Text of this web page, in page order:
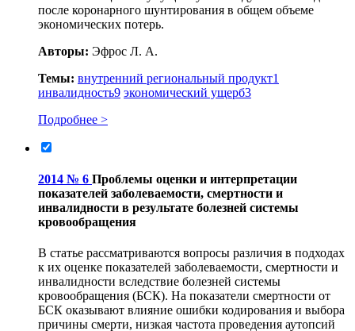
после коронарного шунтирования в общем объеме
экономических потерь.
Авторы: Эфрос Л. А.
Темы: внутренний региональный продукт1
инвалидность9 экономический ущерб3
Подробнее >
2014 № 6 Проблемы оценки и интерпретации
показателей заболеваемости, смертности и
инвалидности в результате болезней системы
кровообращения
В статье рассматриваются вопросы различия в подходах
к их оценке показателей заболеваемости, смертности и
инвалидности вследствие болезней системы
кровообращения (БСК). На показатели смертности от
БСК оказывают влияние ошибки кодирования и выбора
причины смерти, низкая частота проведения аутопсий